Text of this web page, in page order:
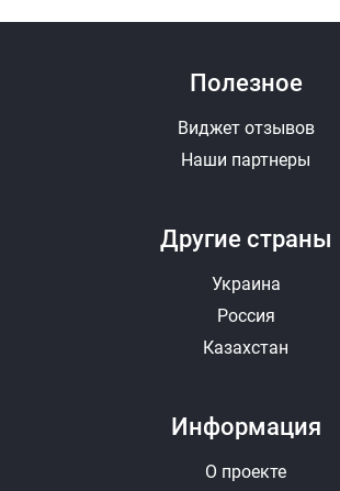
Отменить
Другие страны
Украина
Россия
Казахстан
Полезное
Виджет отзывов
Наши партнеры
Информация
О проекте